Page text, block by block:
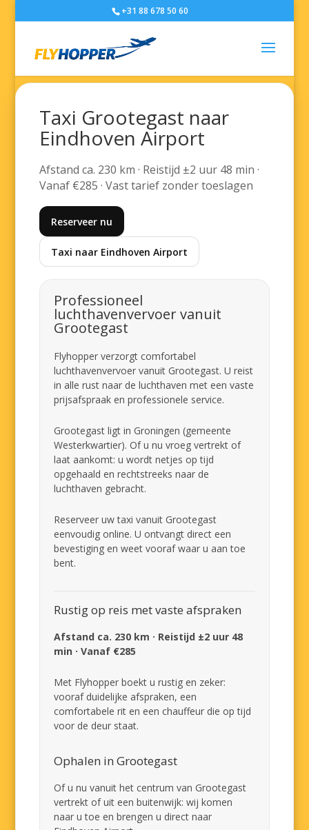
+31 88 678 50 60
Taxi Grootegast naar
Eindhoven Airport
Afstand ca. 230 km · Reistijd ±2 uur 48 min ·
Vanaf €285 · Vast tarief zonder toeslagen
Reserveer nu
Taxi naar Eindhoven Airport
Professioneel
luchthavenvervoer vanuit
Grootegast
Flyhopper verzorgt comfortabel
luchthavenvervoer vanuit Grootegast. U reist
in alle rust naar de luchthaven met een vaste
prijsafspraak en professionele service.
Grootegast ligt in Groningen (gemeente
Westerkwartier). Of u nu vroeg vertrekt of
laat aankomt: u wordt netjes op tijd
opgehaald en rechtstreeks naar de
luchthaven gebracht.
Reserveer uw taxi vanuit Grootegast
eenvoudig online. U ontvangt direct een
bevestiging en weet vooraf waar u aan toe
bent.
Rustig op reis met vaste afspraken
Afstand ca. 230 km · Reistijd ±2 uur 48
min · Vanaf €285
Met Flyhopper boekt u rustig en zeker:
vooraf duidelijke afspraken, een
comfortabele rit en een chauffeur die op tijd
voor de deur staat.
Ophalen in Grootegast
Of u nu vanuit het centrum van Grootegast
vertrekt of uit een buitenwijk: wij komen
naar u toe en brengen u direct naar